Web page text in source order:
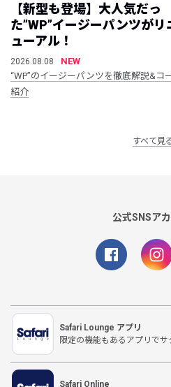
【新型も登場】大人気だっ
た”WP”イージーパンツがリ
ューアル！
2026.08.08
NEW
“WP”のイージーパンツを徹底解説&コ
紹介
すべて見
公式SNSア
Safari Lounge アプリ
限定の機能もあるアプリで
Safari Online